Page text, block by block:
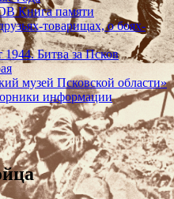
Книга памяти
товарищах, о боях-
Битва за Псков
музей Псковской области»
информации